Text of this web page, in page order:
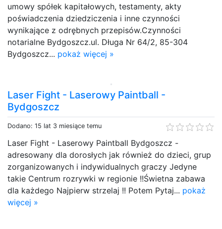
umowy spółek kapitałowych, testamenty, akty
poświadczenia dziedziczenia i inne czynności
wynikające z odrębnych przepisów.Czynności
notarialne Bydgoszcz.ul. Długa Nr 64/2, 85-304
Bydgoszcz... pokaż więcej »
Laser Fight - Laserowy Paintball -
Bydgoszcz
Dodano: 15 lat 3 miesiące temu
Laser Fight - Laserowy Paintball Bydgoszcz -
adresowany dla dorosłych jak również do dzieci, grup
zorganizowanych i indywidualnych graczy Jedyne
takie Centrum rozrywki w regionie !!Świetna zabawa
dla każdego Najpierw strzelaj !! Potem Pytaj... pokaż
więcej »